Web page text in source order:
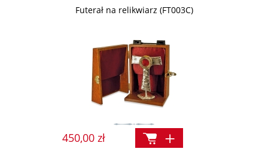
Futerał na relikwiarz (FT003C)
450,00 zł